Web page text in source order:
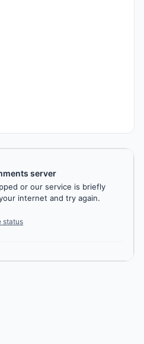
server
or our service is briefly
internet and try again.
status